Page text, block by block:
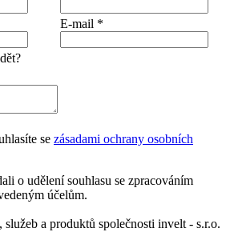
E-mail *
se zásadami ochrany osobních
o udělení souhlasu se zpracováním
účelům.
služeb a produktů společnosti invelt - s.r.o.